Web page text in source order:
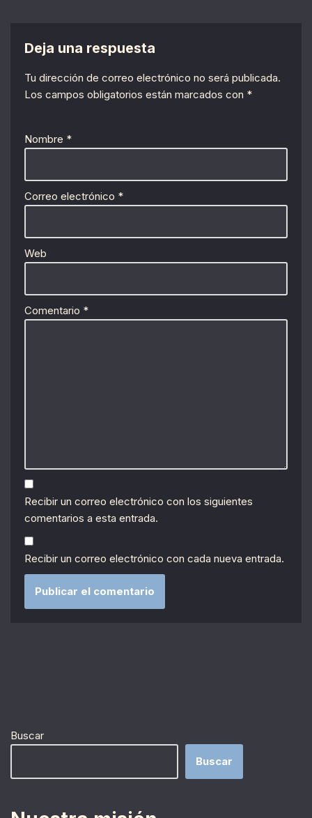
Deja una respuesta
Tu dirección de correo electrónico no será publicada.
Los campos obligatorios están marcados con *
Nombre *
Correo electrónico *
Web
Comentario *
Recibir un correo electrónico con los siguientes
comentarios a esta entrada.
Recibir un correo electrónico con cada nueva entrada.
Buscar
Buscar